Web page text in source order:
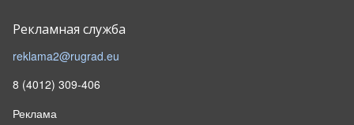
Рекламная служба
reklama2@rugrad.eu
8 (4012) 309-406
Реклама